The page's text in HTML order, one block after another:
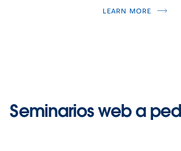
LEARN MORE
Seminarios web a